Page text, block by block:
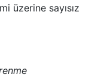
üzerine sayısız